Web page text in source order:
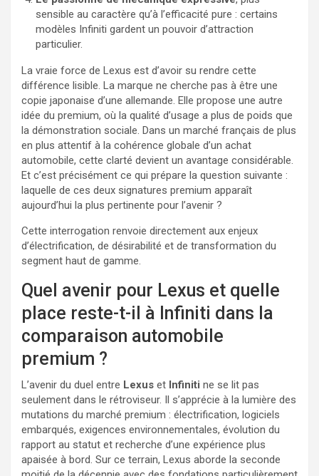
sensible au caractère qu’à l’efficacité pure : certains
modèles Infiniti gardent un pouvoir d’attraction
particulier.
La vraie force de Lexus est d’avoir su rendre cette
différence lisible. La marque ne cherche pas à être une
copie japonaise d’une allemande. Elle propose une autre
idée du premium, où la qualité d’usage a plus de poids que
la démonstration sociale. Dans un marché français de plus
en plus attentif à la cohérence globale d’un achat
automobile, cette clarté devient un avantage considérable.
Et c’est précisément ce qui prépare la question suivante :
laquelle de ces deux signatures premium apparaît
aujourd’hui la plus pertinente pour l’avenir ?
Cette interrogation renvoie directement aux enjeux
d’électrification, de désirabilité et de transformation du
segment haut de gamme.
Quel avenir pour Lexus et quelle
place reste-t-il à Infiniti dans la
comparaison automobile
premium ?
L’avenir du duel entre Lexus et Infiniti ne se lit pas
seulement dans le rétroviseur. Il s’apprécie à la lumière des
mutations du marché premium : électrification, logiciels
embarqués, exigences environnementales, évolution du
rapport au statut et recherche d’une expérience plus
apaisée à bord. Sur ce terrain, Lexus aborde la seconde